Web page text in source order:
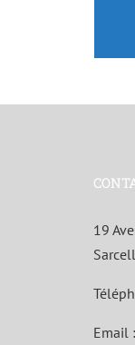
19
Email :